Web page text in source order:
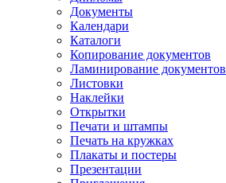
Документы
Календари
Каталоги
Копирование документов
Ламинирование документов
Листовки
Наклейки
Открытки
Печати и штампы
Печать на кружках
Плакаты и постеры
Презентации